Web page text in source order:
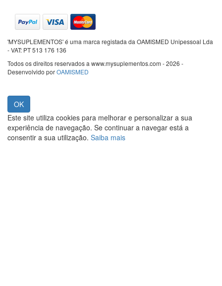
'MYSUPLEMENTOS' é uma marca registada da OAMISMED Unipessoal Lda
- VAT: PT 513 176 136
Todos os direitos reservados a www.mysuplementos.com - 2026 -
Desenvolvido porOAMISMED
Este site utiliza cookies para melhorar e personalizar a sua
experiência de navegação. Se continuar a navegar está a
consentir a sua utilização. Saiba mais